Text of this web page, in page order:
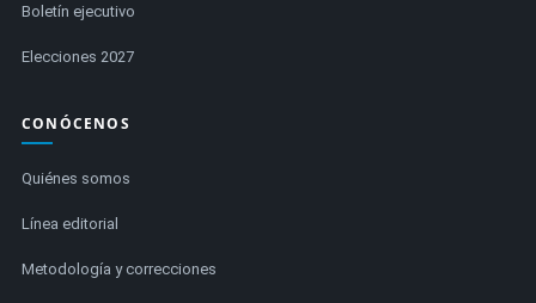
Boletín ejecutivo
Elecciones 2027
CONÓCENOS
Quiénes somos
Línea editorial
Metodología y correcciones